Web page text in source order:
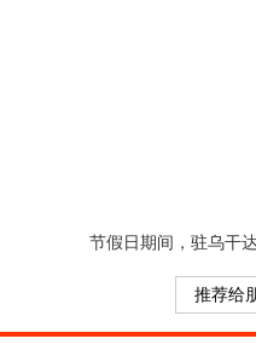
节假日期间，驻乌干
推荐给